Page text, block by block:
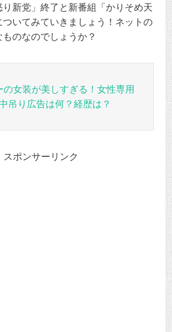
り新党」終了と新番組「かりそめ天
ついてみていきましょう！ネットの
のなのでしょうか？
の女装が美しすぎる！女性専用
吊り広告は何？経歴は？
スポンサーリンク